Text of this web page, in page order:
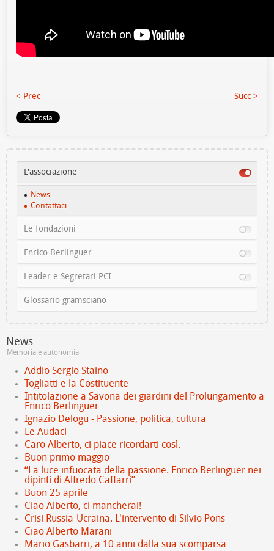
< Prec Succ >
L'associazione
News
Contattaci
Le fondazioni
Enrico Berlinguer
Leader e Segretari PCI
Glossario gramsciano
News
Memoria e autonomia
Addio Sergio Staino
Togliatti e la Costituente
Intitolazione a Savona dei giardini del Prolungamento a
Enrico Berlinguer
Ignazio Delogu - Passione, politica, cultura
Le Audaci
Caro Alberto, ci piace ricordarti così.
Buon primo maggio
“La luce infuocata della passione. Enrico Berlinguer nei
dipinti di Alfredo Caffarri”
Buon 25 aprile
Ciao Alberto, ci mancherai!
Crisi Russia-Ucraina. L'intervento di Silvio Pons
Ciao Alberto Marani
Mario Gasbarri, a 10 anni dalla sua scomparsa